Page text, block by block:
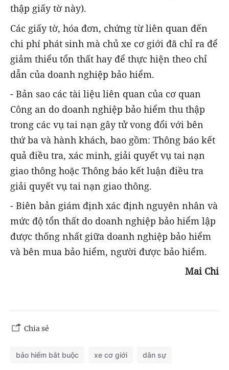
thập giấy tờ này).
Các giấy tờ, hóa đơn, chứng từ liên quan đến
chi phí phát sinh mà chủ xe cơ giới đã chỉ ra để
giảm thiểu tổn thất hay để thực hiện theo chỉ
dẫn của doanh nghiệp bảo hiểm.
- Bản sao các tài liệu liên quan của cơ quan
Công an do doanh nghiệp bảo hiểm thu thập
trong các vụ tai nạn gây tử vong đổi với bên
thứ ba và hành khách, bao gồm: Thông báo kết
quả điều tra, xác minh, giải quyết vụ tai nạn
giao thông hoặc Thông báo kết luận điều tra
giải quyết vụ tai nạn giao thông.
- Biên bản giám định xác định nguyên nhân và
mức độ tổn thất do doanh nghiệp bảo hiểm lập
được thống nhất giữa doanh nghiệp bảo hiểm
và bên mua bảo hiểm, người được bảo hiểm.
Mai Chi
Chia sẻ
bảo hiểm bắt buộc xe cơ giới dân sự